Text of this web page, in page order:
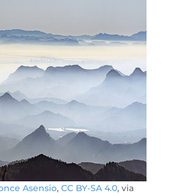
Asensio, CC BY-SA 4.0, via